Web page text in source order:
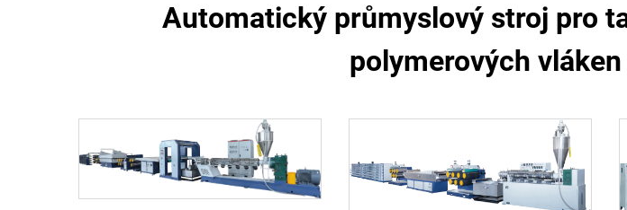
Automatický průmyslový stroj pro
polymerových